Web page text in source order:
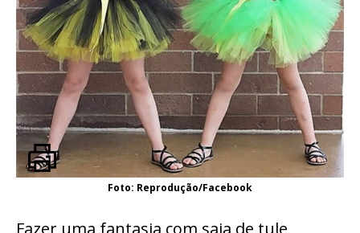
Foto: Reprodução/Facebook
Fazer uma fantasia com saia de tule